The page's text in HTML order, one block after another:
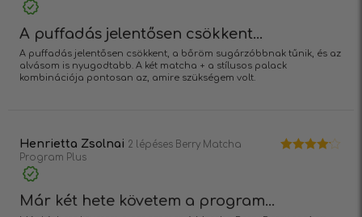
A puffadás jelentősen csökkent...
A puffadás jelentősen csökkent, a bőröm sugárzóbbnak tűnik, és az
alvásom is nyugodtabb. A két matcha + a stílusos palack
kombinációja pontosan az, amire szükségem volt.
Henrietta Zsolnai 2 lépéses Berry Matcha
Program Plus
Már két hete követem a program...